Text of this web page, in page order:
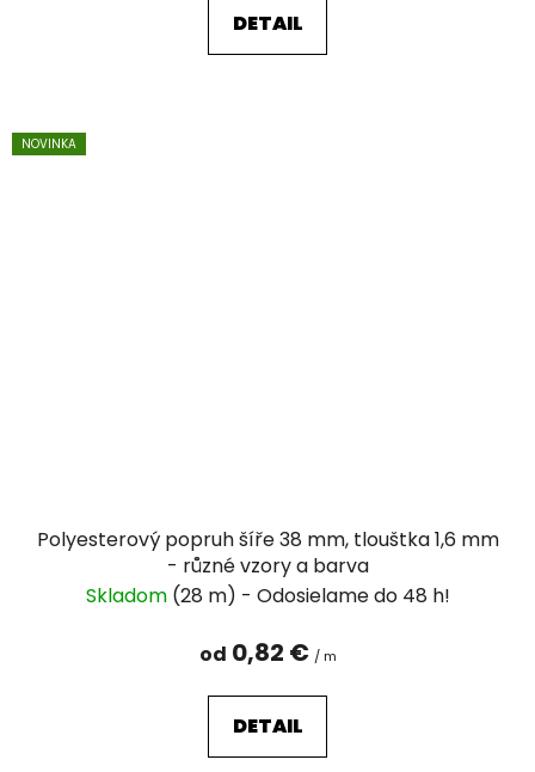
DETAIL
NOVINKA
Polyesterový popruh šíře 38 mm, tlouštka 1,6 mm
- různé vzory a barva
Skladom (28 m)
od 0,82 € / m
DETAIL